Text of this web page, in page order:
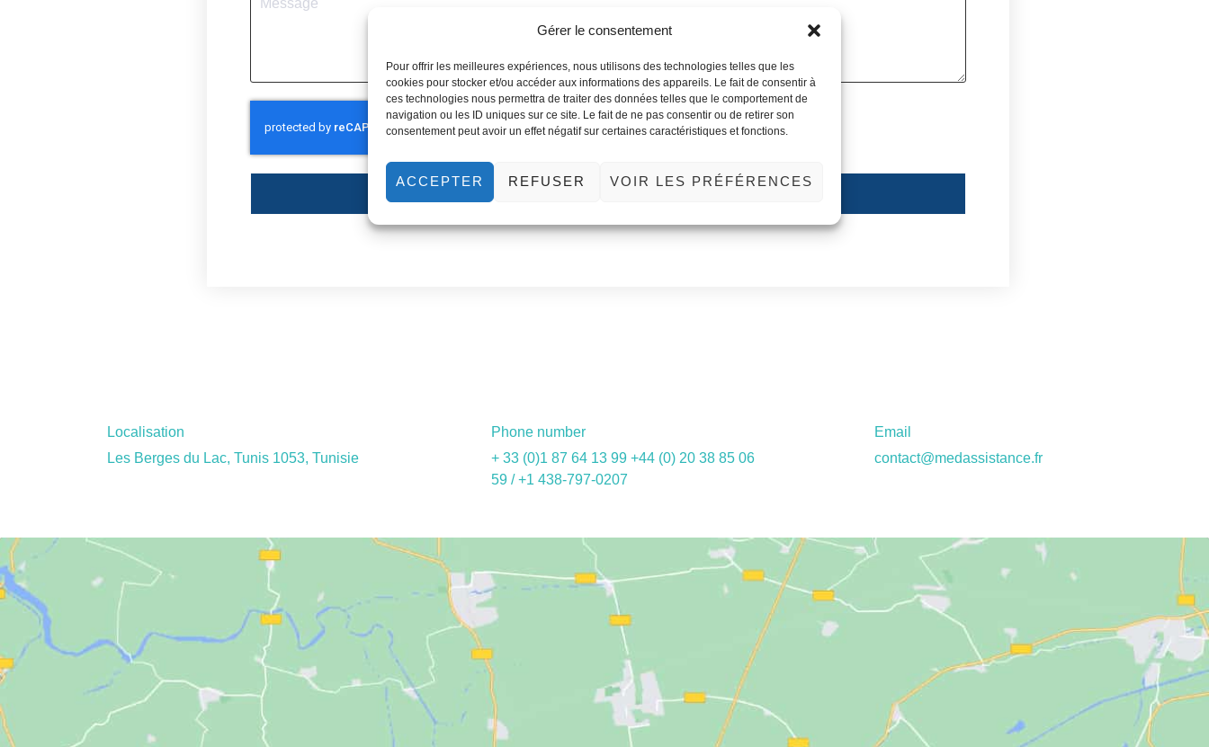
Gérer le consentement
Pour offrir les meilleures expériences, nous utilisons des technologies telles que les
cookies pour stocker et/ou accéder aux informations des appareils. Le fait de consentir à
ces technologies nous permettra de traiter des données telles que le comportement de
navigation ou les ID uniques sur ce site. Le fait de ne pas consentir ou de retirer son
consentement peut avoir un effet négatif sur certaines caractéristiques et fonctions.
ACCEPTER REFUSER VOIR LES PRÉFÉRENCES
Localisation
Les Berges du Lac, Tunis 1053, Tunisie
Phone number
+ 33 (0)1 87 64 13 99 +44 (0) 20 38 85 06
59 / +1 438-797-0207
Email
contact@medassistance.fr